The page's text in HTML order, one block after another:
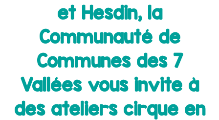
et Hesdin, la
Communauté de
Communes des 7
Vallées vous invite à
des ateliers cirque en